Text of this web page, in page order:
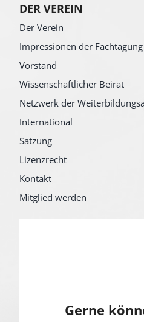
DER VEREIN
Der Verein
Impressionen der
Vorstand
Wissenschaftlicher Beirat
Netzwerk der
International
Satzung
Lizenzrecht
Kontakt
Mitglied werden
Gerne